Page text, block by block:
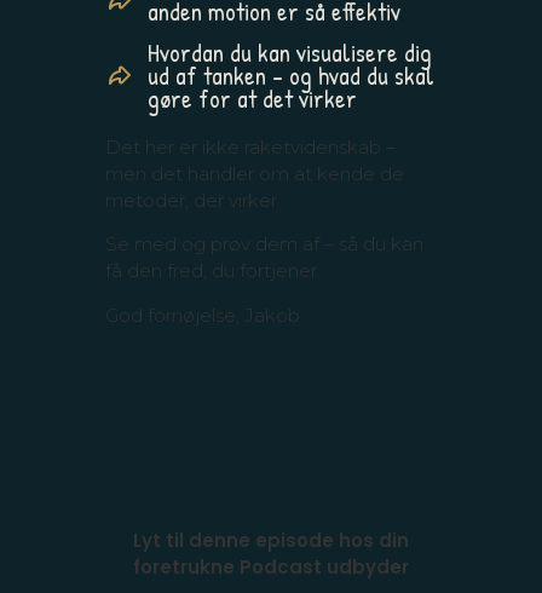
anden motion er så effektiv
Hvordan du kan visualisere dig
ud af tanken – og hvad du skal
gøre for at det virker
Det her er ikke raketvidenskab –
men det handler om at kende de
metoder, der virker
Se med og prøv dem af – så du kan
få den fred, du fortjener
God fornøjelse, Jakob
Lyt til denne episode hos din
foretrukne Podcast udbyder